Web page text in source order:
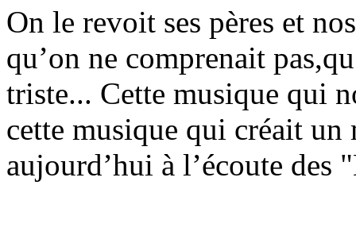
On le revoit ses pères et
qu’on ne comprenait
triste... Cette musique qui
cette musique qui créait
aujourd’hui à l’écoute des